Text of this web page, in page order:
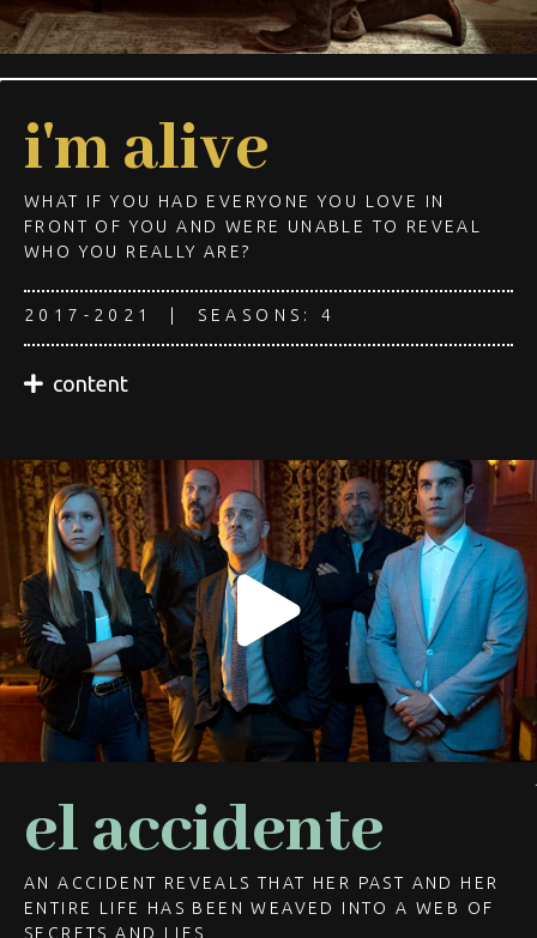
i'm alive
WHAT IF YOU HAD EVERYONE YOU LOVE IN
FRONT OF YOU AND WERE UNABLE TO REVEAL
WHO YOU REALLY ARE?
2017-2021 | SEASONS: 4
content
el accidente
AN ACCIDENT REVEALS THAT HER PAST AND HER
ENTIRE LIFE HAS BEEN WEAVED INTO A WEB OF
SECRETS AND LIES